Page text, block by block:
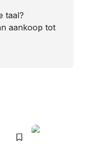
taal?
aankoop tot